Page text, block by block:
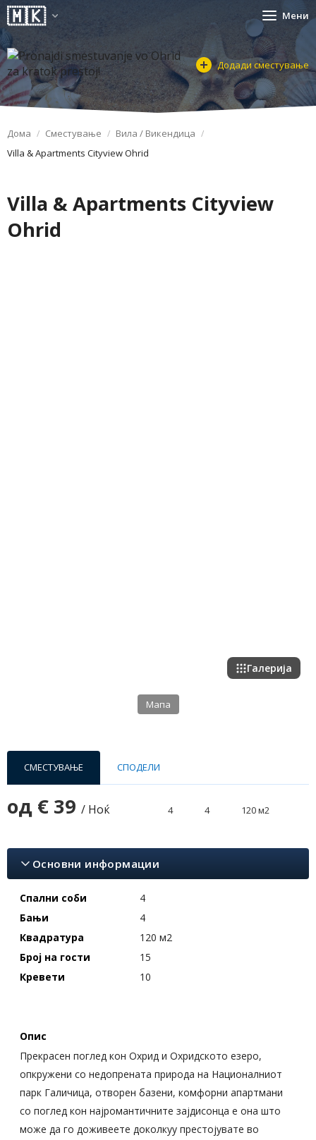
Мени
Додади сместување
Дома Сместување
Вила / Викендица
Villa & Apartments Cityview Ohrid
Villa & Apartments Cityview
Ohrid
Галерија
Мапа
СМЕСТУВАЊЕ СПОДЕЛИ
од € 39 / Ноќ 4 4 120 м2
Основни информации
Спални соби
4
Бањи
4
Квадратура
120 м2
Број на гости
15
Кревети
10
Опис
Прекрасен поглед кон Охрид и Охридското езеро,
опкружени со недопрената природа на Националниот
парк Галичица, отворен базени, комфорни апартмани
со поглед кон најромантичните зајдисонца е она што
може да го доживеете доколкуу престојувате во